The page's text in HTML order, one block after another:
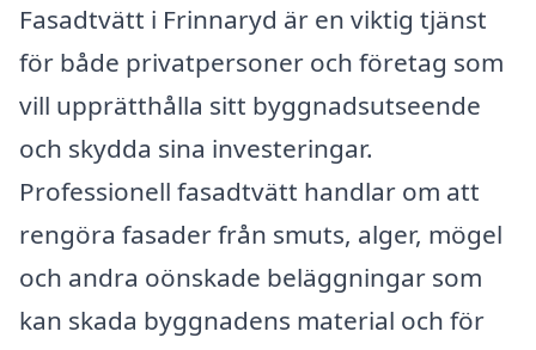
Fasadtvätt i Frinnaryd är en viktig tjänst
för både privatpersoner och företag som
vill upprätthålla sitt byggnadsutseende
och skydda sina investeringar.
Professionell fasadtvätt handlar om att
rengöra fasader från smuts, alger, mögel
och andra oönskade beläggningar som
kan skada byggnadens material och för